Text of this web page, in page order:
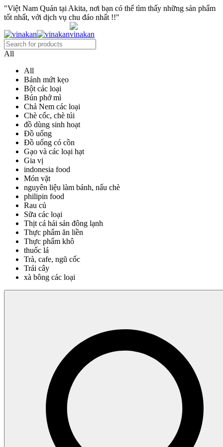
"Việt Nam Quán tại Akita, nơi bạn có thể tìm thấy những sản phẩm
tốt nhất, với dịch vụ chu đáo nhất !!"
All
All
Bánh mứt kẹo
Bột các loại
Bún phở mì
Chả Nem các loại
Chè cốc, chè túi
đồ dùng sinh hoạt
Đồ uống
Đồ uống có cồn
Gạo và các loại hạt
Gia vị
indonesia food
Món vặt
nguyên liệu làm bánh, nấu chè
philipin food
Rau củ
Sữa các loại
Thịt cá hải sản đông lạnh
Thực phẩm ăn liền
Thực phẩm khô
thuốc lá
Trà, cafe, ngũ cốc
Trái cây
xà bông các loại